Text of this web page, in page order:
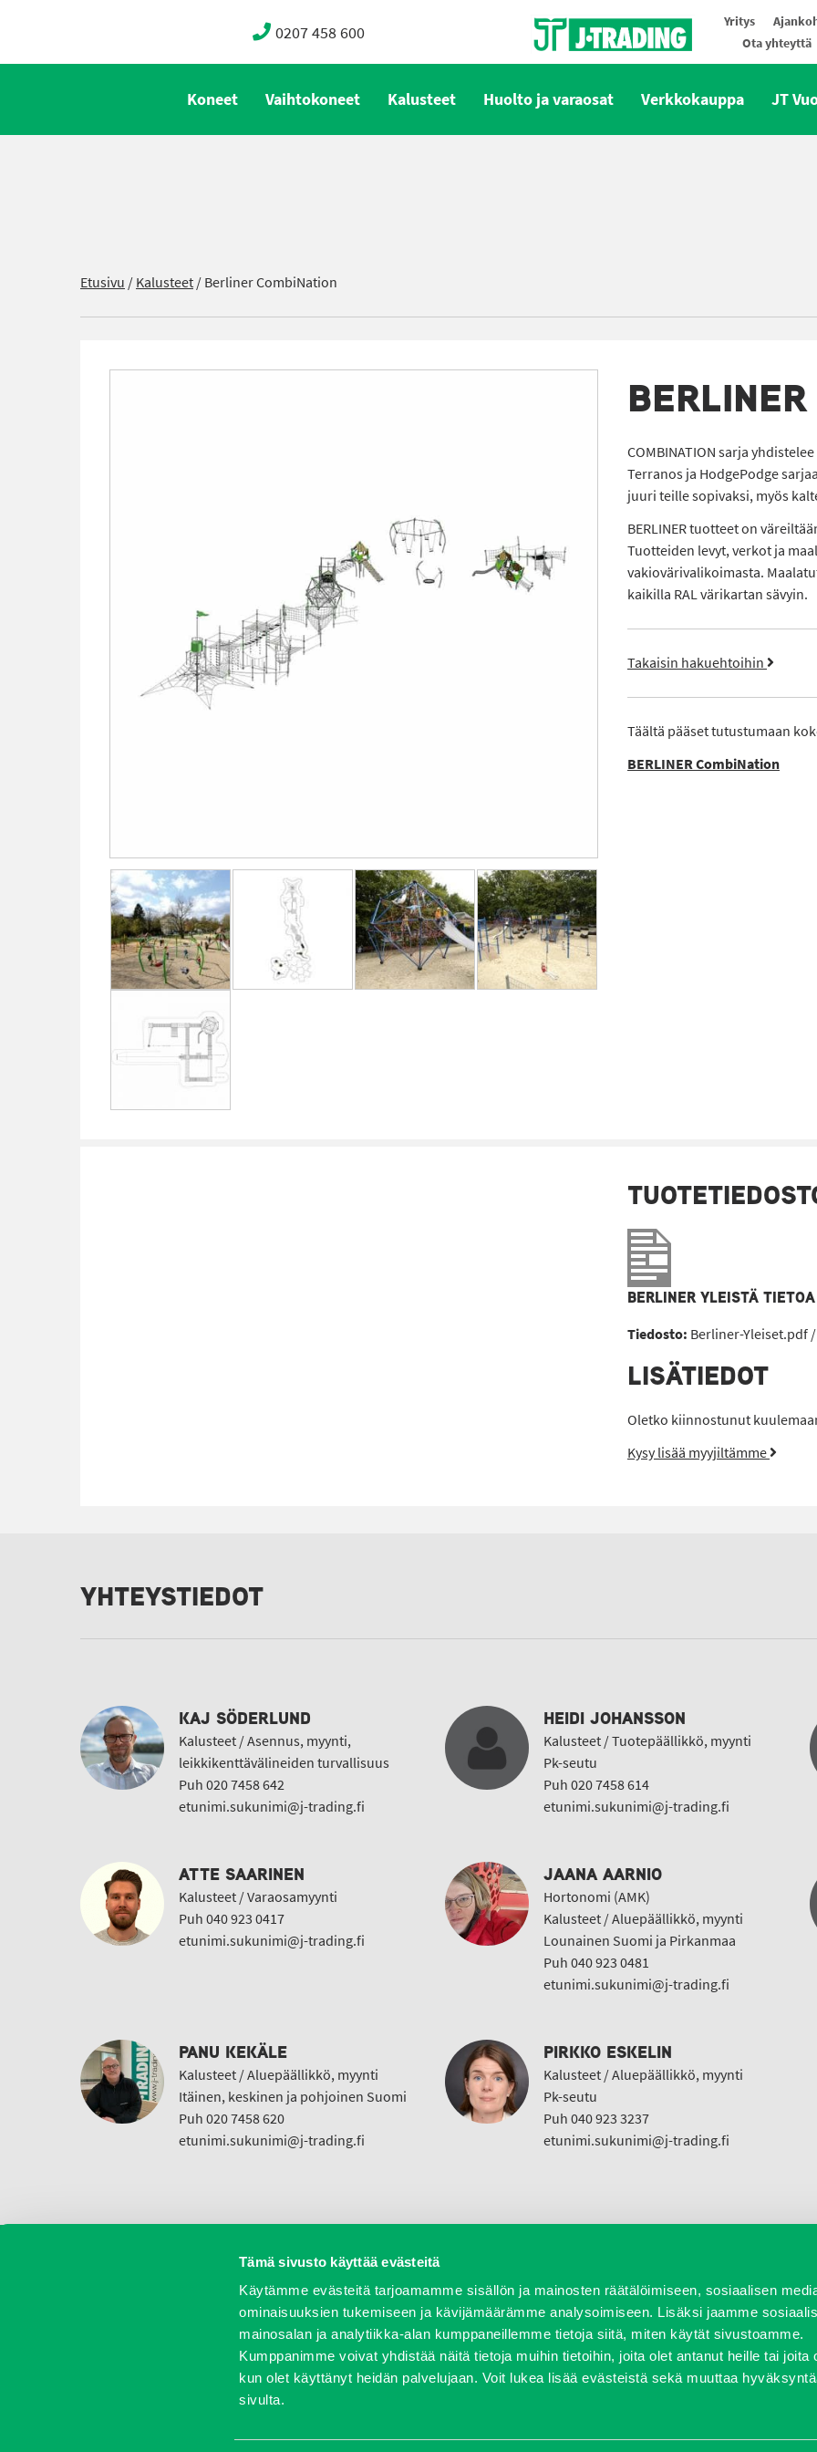
Tämä sivusto käyttää evästeitä
Käytämme evästeitä tarjoamamme sisällön ja mainosten räätälöimiseen, sosiaalisen
ominaisuuksien tukemiseen ja kävijämäärämme analysoimiseen. Lisäksi jaamme
mainosalan ja analytiikka-alan kumppaneillemme tietoja siitä, miten käytät sivustoamme.
Kumppanimme voivat yhdistää näitä tietoja muihin tietoihin, joita olet antanut heille tai joita
kun olet käyttänyt heidän palvelujaan. Voit lukea lisää evästeistä sekä muuttaa
sivulta.
0207 458 600 Yritys
Ota yhteyttä
Koneet Vaihtokoneet Kalusteet Huolto ja varaosat Verkkokauppa JT
Etusivu /Kalusteet/Berliner CombiNation
COMBINATION sarja
Terranos ja HodgePodge
juuri teille sopivaksi, myös
BERLINER tuotteet on
Tuotteiden levyt, verkot ja
vakiovärivalikoimasta.
kaikilla RAL värikartan sävyin.
Takaisin hakuehtoihin
Täältä pääset tutustumaan
BERLINER CombiNation
BERLINER YLEISTÄ TIETOA
Tiedosto: Berliner-Yleiset.pdf
LISÄTIEDOT
Oletko kiinnostunut
Kysy lisää myyjiltämme
YHTEYSTIEDOT
KAJ SÖDERLUND
Kalusteet / Asennus, myynti,
leikkikenttävälineiden turvallisuus
Puh 020 7458 642
etunimi.sukunimi@j-trading.fi
HEIDI JOHANSSON
Kalusteet / Tuotepäällikkö, myynti
Pk-seutu
Puh 020 7458 614
etunimi.sukunimi@j-trading.fi
ATTE SAARINEN
Kalusteet / Varaosamyynti
Puh 040 923 0417
etunimi.sukunimi@j-trading.fi
JAANA AARNIO
Hortonomi (AMK)
Kalusteet / Aluepäällikkö, myynti
Lounainen Suomi ja Pirkanmaa
Puh 040 923 0481
etunimi.sukunimi@j-trading.fi
PANU KEKÄLE
Kalusteet / Aluepäällikkö, myynti
Itäinen, keskinen ja pohjoinen Suomi
Puh 020 7458 620
etunimi.sukunimi@j-trading.fi
PIRKKO ESKELIN
Kalusteet / Aluepäällikkö, myynti
Pk-seutu
Puh 040 923 3237
etunimi.sukunimi@j-trading.fi
Vaihtokoneet Kalusteet Huolto ja varaosat Verkkokauppa JT Vuokrakone
Oy J-Trading Ab | Kuriiritie 15, 01510 Vantaa | puh 0207 458 600 | fax 0207 458 650 | info(at)j-trading.fi